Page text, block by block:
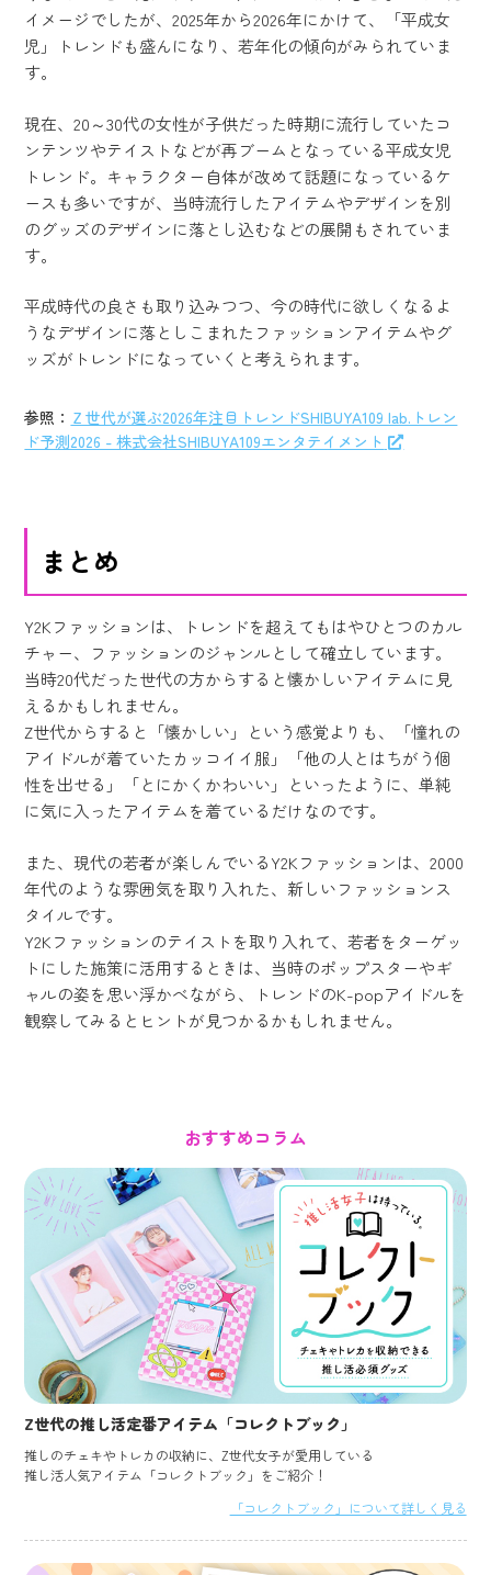
イメージでしたが、2025年から2026年にかけて、「平成女
児」トレンドも盛んになり、若年化の傾向がみられていま
す。
現在、20～30代の女性が子供だった時期に流行していたコ
ンテンツやテイストなどが再ブームとなっている平成女児
トレンド。キャラクター自体が改めて話題になっているケ
ースも多いですが、当時流行したアイテムやデザインを別
のグッズのデザインに落とし込むなどの展開もされていま
す。
平成時代の良さも取り込みつつ、今の時代に欲しくなるよ
うなデザインに落としこまれたファッションアイテムやグ
ッズがトレンドになっていくと考えられます。
参照： Ｚ世代が選ぶ2026年注目トレンドSHIBUYA109 lab.トレン
ド予測2026 - 株式会社SHIBUYA109エンタテイメント
まとめ
Y2Kファッションは、トレンドを超えてもはやひとつのカル
チャー、ファッションのジャンルとして確立しています。
当時20代だった世代の方からすると懐かしいアイテムに見
えるかもしれません。
Z世代からすると「懐かしい」という感覚よりも、「憧れの
アイドルが着ていたカッコイイ服」「他の人とはちがう個
性を出せる」「とにかくかわいい」といったように、単純
に気に入ったアイテムを着ているだけなのです。
また、現代の若者が楽しんでいるY2Kファッションは、2000
年代のような雰囲気を取り入れた、新しいファッションス
タイルです。
Y2Kファッションのテイストを取り入れて、若者をターゲッ
トにした施策に活用するときは、当時のポップスターやギ
ャルの姿を思い浮かべながら、トレンドのK-popアイドルを
観察してみるとヒントが見つかるかもしれません。
おすすめコラム
Z世代の推し活定番アイテム「コレクトブック」
推しのチェキやトレカの収納に、Z世代女子が愛用している
推し活人気アイテム「コレクトブック」をご紹介！
「コレクトブック」について詳しく見る